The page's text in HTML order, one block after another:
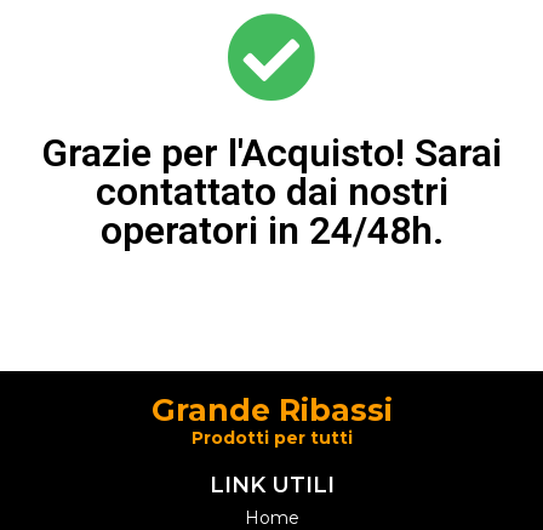
Grazie per l'Acquisto! Sarai
contattato dai nostri
operatori in 24/48h.
Grande Ribassi
Prodotti per tutti
LINK UTILI
Home